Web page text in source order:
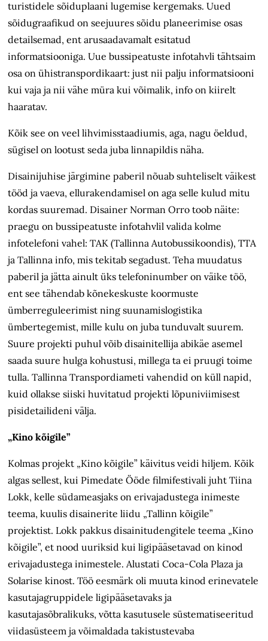
turistidele sõiduplaani lugemise kergemaks. Uued
sõidugraafikud on seejuures sõidu planeerimise osas
detailsemad, ent arusaadavamalt esitatud
informatsiooniga. Uue bussipeatuste infotahvli tähtsaim
osa on ühistranspordikaart: just nii palju informatsiooni
kui vaja ja nii vähe müra kui võimalik, info on kiirelt
haaratav.
Kõik see on veel lihvimisstaadiumis, aga, nagu öeldud,
sügisel on lootust seda juba linnapildis näha.
Disainijuhise järgimine paberil nõuab suhteliselt väikest
tööd ja vaeva, ellurakendamisel on aga selle kulud mitu
kordas suuremad. Disainer Norman Orro toob näite:
praegu on bussipeatuste infotahvlil valida kolme
infotelefoni vahel: TAK (Tallinna Autobussikoondis), TTA
ja Tallinna info, mis tekitab segadust. Teha muudatus
paberil ja jätta ainult üks telefoninumber on väike töö,
ent see tähendab kõnekeskuste koormuste
ümberreguleerimist ning suunamislogistika
ümbertegemist, mille kulu on juba tunduvalt suurem.
Suure projekti puhul võib disainitellija abikäe asemel
saada suure hulga kohustusi, millega ta ei pruugi toime
tulla. Tallinna Transpordiameti vahendid on küll napid,
kuid ollakse siiski huvitatud projekti lõpuniviimisest
pisidetailideni välja.
„Kino kõigile”
Kolmas projekt „Kino kõigile” käivitus veidi hiljem. Kõik
algas sellest, kui Pimedate Ööde filmifestivali juht Tiina
Lokk, kelle südameasjaks on erivajadustega inimeste
teema, kuulis disainerite liidu „Tallinn kõigile”
projektist. Lokk pakkus disainitudengitele teema „Kino
kõigile”, et nood uuriksid kui ligipääsetavad on kinod
erivajadustega inimestele. Alustati Coca-Cola Plaza ja
Solarise kinost. Töö eesmärk oli muuta kinod erinevatele
kasutajagruppidele ligipääsetavaks ja
kasutajasõbralikuks, võtta kasutusele süstematiseeritud
viidasüsteem ja võimaldada takistustevaba